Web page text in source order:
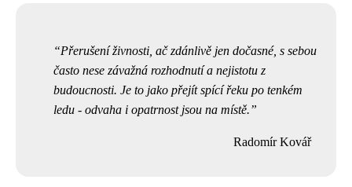
Přerušení živnosti, ač zdánlivě jen dočasné, s sebou
často nese závažná rozhodnutí a nejistotu z
budoucnosti. Je to jako přejít spící řeku po tenkém
ledu - odvaha i opatrnost jsou na místě.
Radomír Kovář